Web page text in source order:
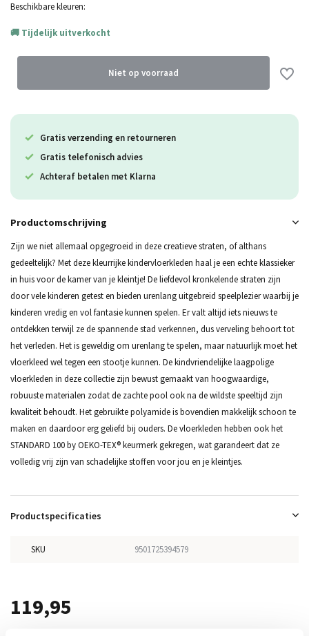
119,95
Uitverkocht
Beschikbare kleuren:
Tijdelijk uitverkocht
Niet op voorraad
Gratis verzending en retourneren
Gratis telefonisch advies
Achteraf betalen met Klarna
Productomschrijving
Zijn we niet allemaal opgegroeid in deze creatieve straten, of althans
gedeeltelijk? Met deze kleurrijke kindervloerkleden haal je een echte klassieker
in huis voor de kamer van je kleintje! De liefdevol kronkelende straten zijn
door vele kinderen getest en bieden urenlang uitgebreid speelplezier waarbij je
kinderen vredig en vol fantasie kunnen spelen. Er valt altijd iets nieuws te
ontdekken terwijl ze de spannende stad verkennen, dus verveling behoort tot
het verleden. Het is geweldig om urenlang te spelen, maar natuurlijk moet het
vloerkleed wel tegen een stootje kunnen. De kindvriendelijke laagpolige
vloerkleden in deze collectie zijn bewust gemaakt van hoogwaardige,
robuuste materialen zodat de zachte pool ook na de wildste speeltijd zijn
kwaliteit behoudt. Het gebruikte polyamide is bovendien makkelijk schoon te
maken en daardoor erg geliefd bij ouders. De vloerkleden hebben ook het
STANDARD 100 by OEKO-TEX® keurmerk gekregen, wat garandeert dat ze
volledig vrij zijn van schadelijke stoffen voor jou en je kleintjes.
Productspecificaties
SKU 9501725394579